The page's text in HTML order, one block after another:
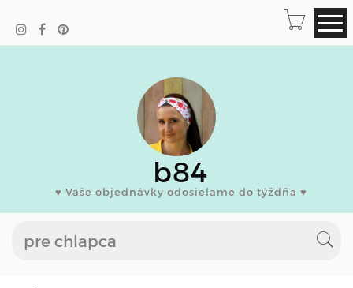
b84
♥ Vaše objednávky odosielame do týždňa ♥